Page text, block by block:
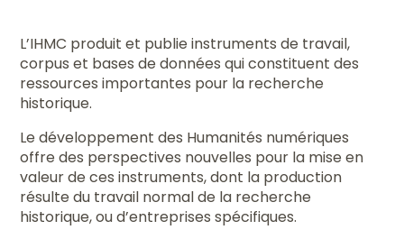
L’IHMC produit et publie instruments de travail,
corpus et bases de données qui constituent des
ressources importantes pour la recherche
historique.
Le développement des Humanités numériques
offre des perspectives nouvelles pour la mise en
valeur de ces instruments, dont la production
résulte du travail normal de la recherche
historique, ou d’entreprises spécifiques.